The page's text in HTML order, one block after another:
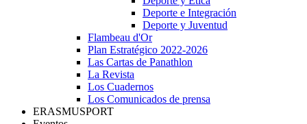
Deporte e Integración
Deporte y Juventud
Flambeau d'Or
Plan Estratégico 2022-2026
Las Cartas de Panathlon
La Revista
Los Cuadernos
Los Comunicados de prensa
ERASMUSPORT